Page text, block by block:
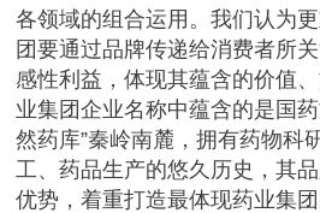
各领域的组合运用。我们认为
团要通过品牌传递给消费者所
感性利益，体现其蕴含的价值
业集团企业名称中蕴含的是国
然药库”秦岭南麓，拥有药物科
工、药品生产的悠久历史，其
优势，着重打造最体现药业集